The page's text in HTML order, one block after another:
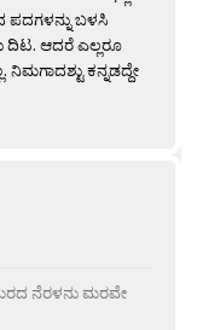
ಪದಗಳನ್ನು ಬಳಸಿ
ದಿಟ. ಆದರೆ ಎಲ್ಲರೂ
ಕನ್ನಡದ್ದೇ
ನೆರಳನು ಮರವೇ